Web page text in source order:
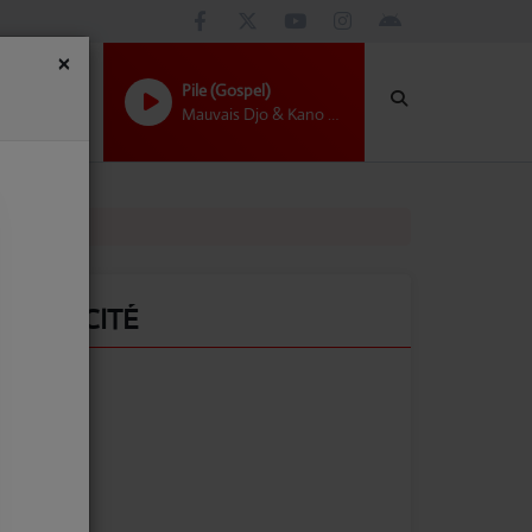
Pile (Gospel)
Mauvais Djo & Kano Choir
PUBLICITÉ
×